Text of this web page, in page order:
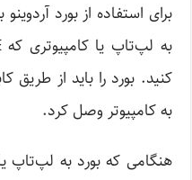
به کامپیوتر وصل کرد.